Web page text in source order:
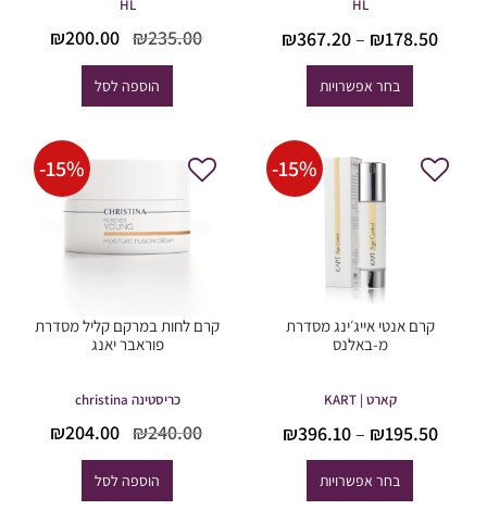
HL
₪178.50
–
₪367.20
בחר אפשרויות
HL
₪235.00
המחיר
היה:
₪235.00.
₪200.00
הוספה לסל
-15%
קרם אנטי אייג׳ינג מסדרת
מ-באלנס
קארט | KART
₪195.50
–
₪396.10
בחר אפשרויות
-15%
קרם לחות במרקם קליל מסדרת
פוראבר יאנג
כריסטינה christina
₪240.00
המחיר
היה:
₪240.00.
₪204.00
הוספה לסל